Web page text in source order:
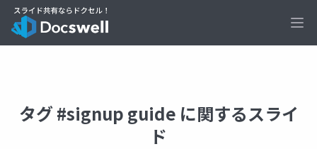
タグ #signup guide に関するスライ
ド